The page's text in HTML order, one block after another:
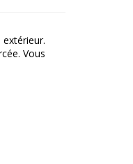
Vous